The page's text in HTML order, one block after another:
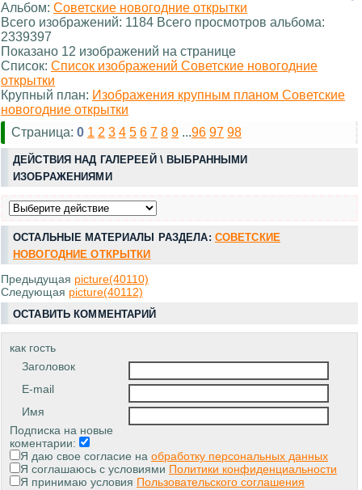
Альбом: Советские новогодние открытки
Всего изображений: 1184 Всего просмотров альбома:
2339397
Показано 12 изображений на странице
Список: Список изображений Советские новогодние
открытки
Крупный план: Изображения крупным планом Советские
новогодние открытки
Страница: 0 1 2 3 4 5 6 7 8 9 ...96 97 98
ДЕЙСТВИЯ НАД ГАЛЕРЕЕЙ \ ВЫБРАННЫМИ
ИЗОБРАЖЕНИЯМИ
ОСТАЛЬНЫЕ МАТЕРИАЛЫ РАЗДЕЛА: СОВЕТСКИЕ
НОВОГОДНИЕ ОТКРЫТКИ
Предыдущая picture(40110)
Следующая picture(40112)
ОСТАВИТЬ КОММЕНТАРИЙ
как гость
Заголовок
E-mail
Имя
Подписка на новые
коментарии:
Я даю свое согласие на обработку персональных данных
Я соглашаюсь с условиями Политики конфиденциальности
Я принимаю условия Пользовательского соглашения